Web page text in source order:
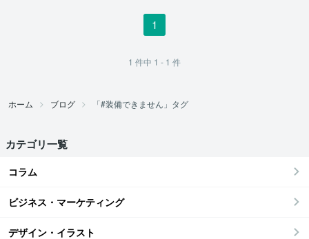
1
1 件中 1 - 1 件
ホーム ブログ 「#装備できません」タグ
カテゴリ一覧
コラム
ビジネス・マーケティング
デザイン・イラスト